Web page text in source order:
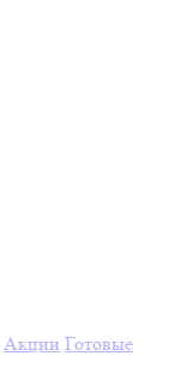
Акции Готовые